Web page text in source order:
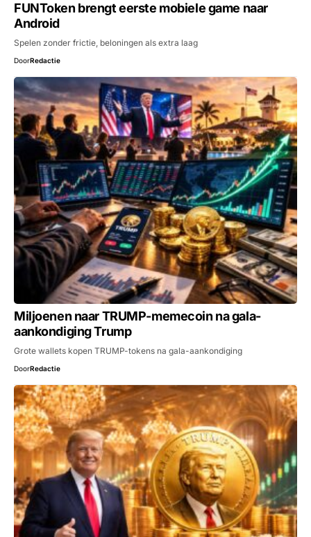
FUNToken brengt eerste mobiele game naar
Android
Spelen zonder frictie, beloningen als extra laag
DoorRedactie
Miljoenen naar TRUMP-memecoin na gala-
aankondiging Trump
Grote wallets kopen TRUMP-tokens na gala-aankondiging
DoorRedactie